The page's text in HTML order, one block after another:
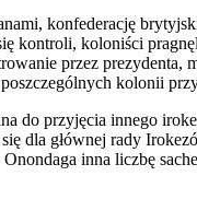
konfederację
kontroli, koloniści
przez prezydenta,
zczególnych kolonii
do przyjęcia innego
dla głównej rady
inna liczbę